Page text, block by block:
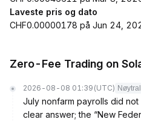
Laveste pris og dato
CHF0.00000178 på Jun 24,
Zero-Fee Trading on
2026-08-08 01:39 (UTC) Nøytral
July nonfarm payrolls did
clear answer; the “New